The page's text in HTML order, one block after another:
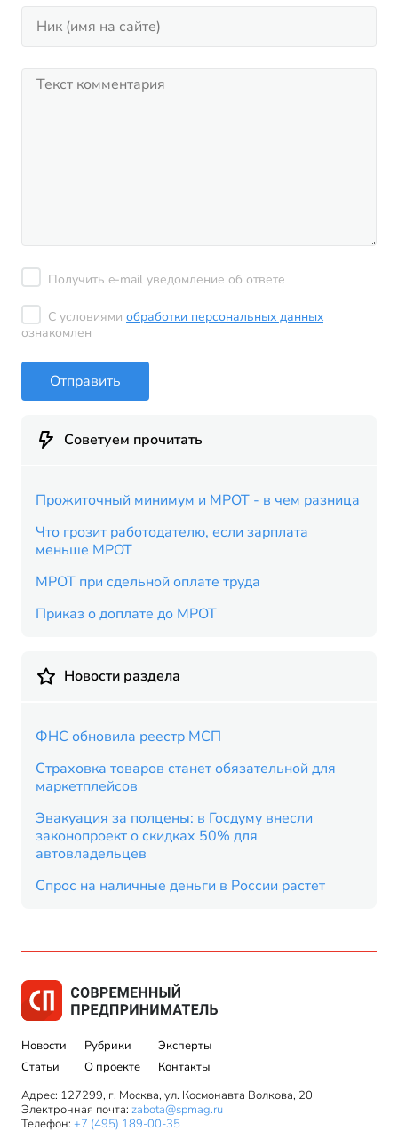
Получить e-mail уведомление об ответе
С условиями обработки персональных данных
ознакомлен
Отправить
Советуем прочитать
Прожиточный минимум и МРОТ - в чем разница
Что грозит работодателю, если зарплата
меньше МРОТ
МРОТ при сдельной оплате труда
Приказ о доплате до МРОТ
Новости раздела
ФНС обновила реестр МСП
Страховка товаров станет обязательной для
маркетплейсов
Эвакуация за полцены: в Госдуму внесли
законопроект о скидках 50% для
автовладельцев
Спрос на наличные деньги в России растет
Новости
Статьи
Рубрики
О проекте
Эксперты
Контакты
Адрес: 127299, г. Москва, ул. Космонавта Волкова, 20
Электронная почта: zabota@spmag.ru
Телефон: +7 (495) 189-00-35